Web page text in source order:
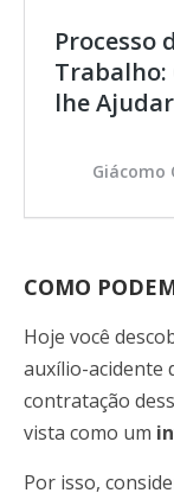
Processo
Trabalho:
lhe Ajudar
Giácomo
COMO
Hoje você
auxílio-acidente
contratação
vista como um
Por isso,